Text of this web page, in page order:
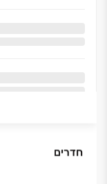
חדרים